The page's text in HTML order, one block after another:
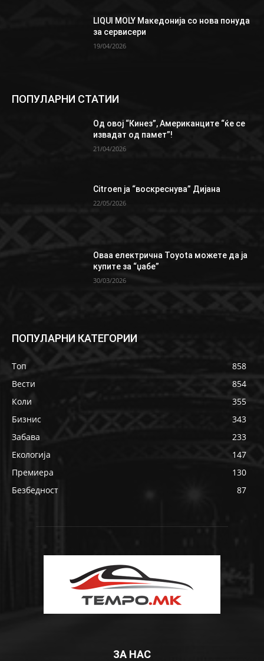
LIQUI MOLY Македонија со нова понуда
за сервисери
19/04/2026
ПОПУЛАРНИ СТАТИИ
Од овој “Кинез”, Aмериканците “ќе се
извадат од памет”!
21/04/2026
Citroen ја “воскреснува” Дијана
22/05/2026
Oваа електрична Toyota можете да ја
купите за “џабе”
30/03/2026
ПОПУЛАРНИ КАТЕГОРИИ
Топ
858
Вести
854
Коли
355
Бизнис
343
Забава
233
Екологија
147
Премиера
130
Безбедност
87
ЗА НАС